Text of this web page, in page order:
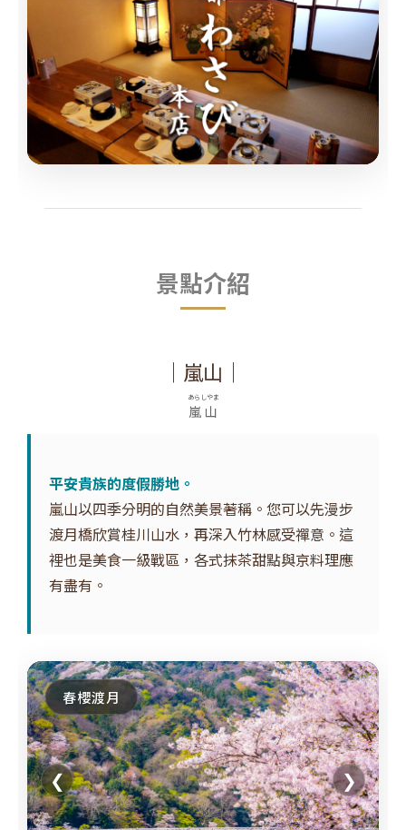
景點介紹
｜嵐山｜
嵐山
あらしやま
平安貴族的度假勝地。
嵐山以四季分明的自然美景著稱。您可以先漫步
渡月橋欣賞桂川山水，再深入竹林感受禪意。這
裡也是美食一級戰區，各式抹茶甜點與京料理應
有盡有。
春櫻渡月
❮ ❯